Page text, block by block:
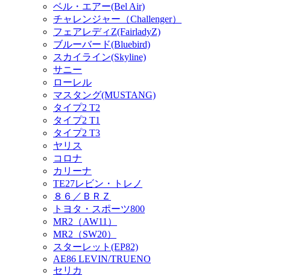
ベル・エアー(Bel Air)
チャレンジャー（Challenger）
フェアレディZ(FairladyZ)
ブルーバード(Bluebird)
スカイライン(Skyline)
サニー
ローレル
マスタング(MUSTANG)
タイプ2 T2
タイプ2 T1
タイプ2 T3
ヤリス
コロナ
カリーナ
TE27レビン・トレノ
８６／ＢＲＺ
トヨタ・スポーツ800
MR2（AW11）
MR2（SW20）
スターレット(EP82)
AE86 LEVIN/TRUENO
セリカ